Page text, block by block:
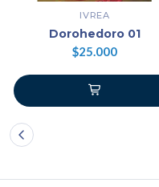
IVREA
Dorohedoro 01
$25.000